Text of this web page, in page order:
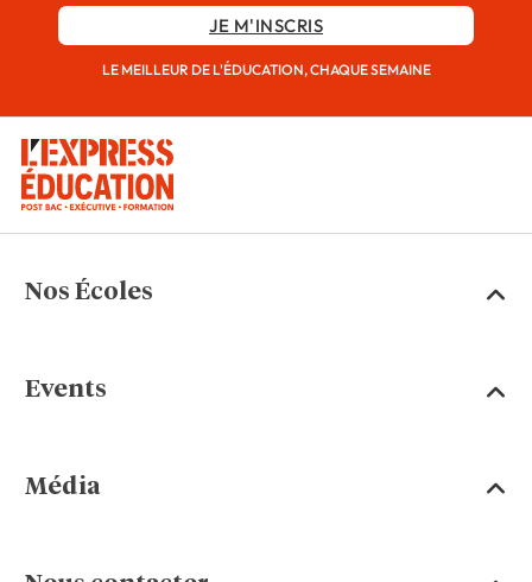
JE M'INSCRIS
LE MEILLEUR DE L'ÉDUCATION, CHAQUE SEMAINE
Nos Écoles
Events
Média